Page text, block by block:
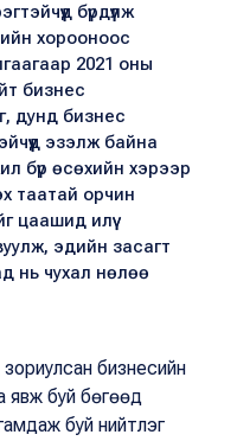
бүрдүүлж
хорооноос
2021 оны
бизнес
дунд бизнес
эзэлж байна
бүр өсөхийн хэрээр
таатай орчин
цаашид илүү
эдийн засагт
нь чухал нөлөө
бизнесийн
явж буй бөгөөд
буй нийтлэг